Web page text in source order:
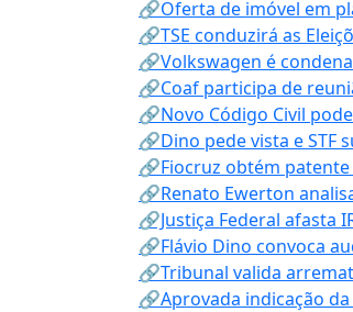
🔗Oferta de imóvel em
🔗TSE conduzirá as
🔗Volkswagen é
🔗Coaf participa de
🔗Novo Código Civil
🔗Dino pede vista e STF
🔗Fiocruz obtém
🔗Renato Ewerton
🔗Justiça Federal afasta
🔗Flávio Dino convoca
🔗Tribunal valida
🔗Aprovada indicação